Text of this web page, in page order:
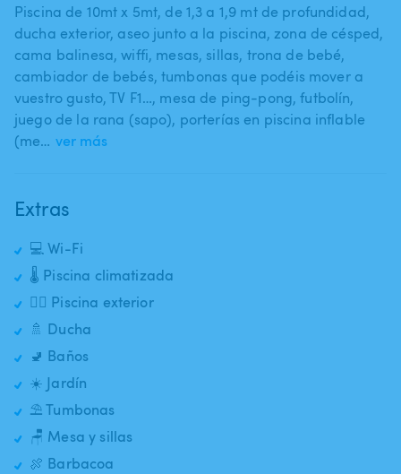
Piscina de 10mt x 5mt​,​ de 1​,​3 a 1​,​9 mt de profundidad​,​
ducha exterior​,​ aseo junto a la piscina​,​ zona de césped​,​
cama balinesa​,​ wiffi​,​ mesas​,​ sillas​,​ trona de bebé​,​
cambiador de bebés​,​ tumbonas que podéis mover a
vuestro gusto​,​ TV F1…​,​ mesa de ping-pong​,​ futbolín​,​
juego de la rana (sapo)​,​ porterías en piscina inflable
(me… ver más
Extras
💻 Wi-Fi
🌡️ Piscina climatizada
🏊‍♂️ Piscina exterior
🚿 Ducha
🚽 Baños
☀️ Jardín
⛱️ Tumbonas
🪑 Mesa y sillas
🍖 Barbacoa